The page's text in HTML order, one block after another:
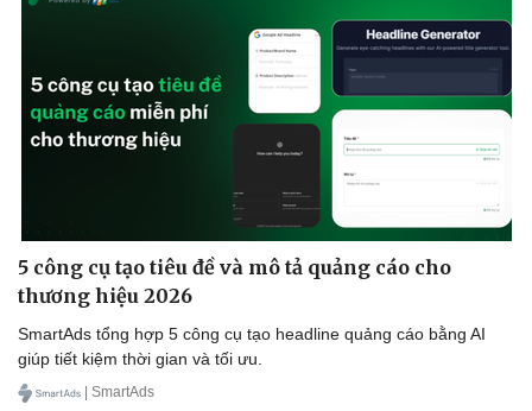
5 công cụ tạo tiêu đề và mô tả quảng cáo cho
thương hiệu 2026
SmartAds tổng hợp 5 công cụ tạo headline quảng cáo bằng AI
giúp tiết kiệm thời gian và tối ưu.
| SmartAds